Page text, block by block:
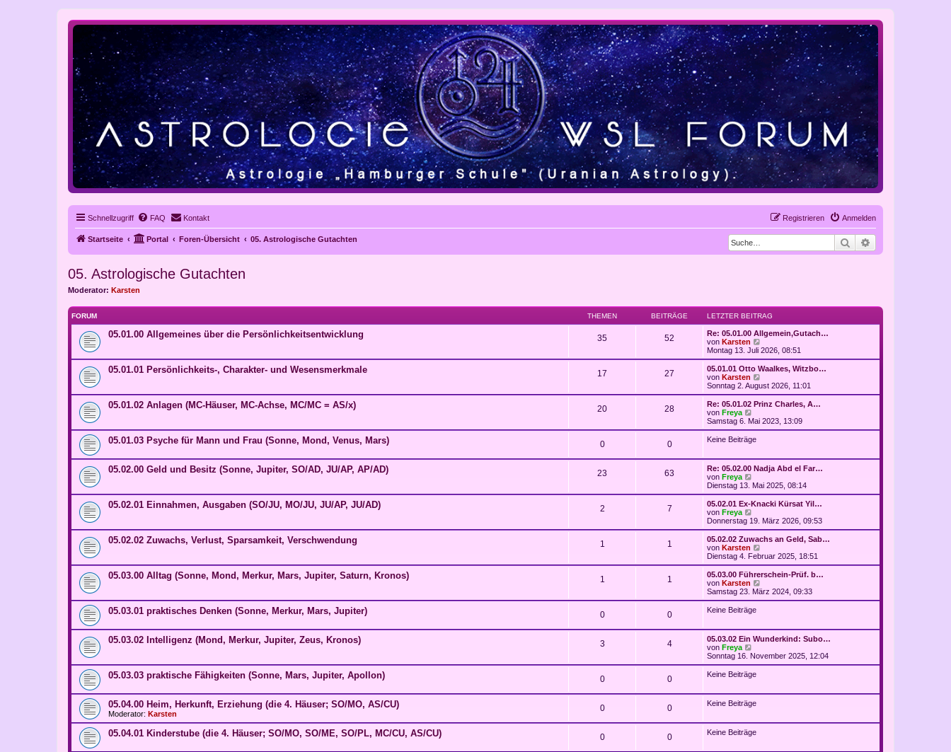
Schnellzugriff FAQ Kontakt Anmelden
Registrieren
Startseite Portal Foren-Übersicht 05. Astrologische Gutachten Suche
05. Astrologische Gutachten
Moderator: Karsten
FORUM THEMEN BEITRÄGE LETZTER BEITRAG
05.01.00 Allgemeines über die Persönlichkeitsentwicklung 35 52
Re: 05.01.00 Allgemein,Gutach…
von Karsten
e
u
e
t
r
B
e
i
g
Montag 13. Juli 2026, 08:51
05.01.01 Persönlichkeits-, Charakter- und Wesensmerkmale 17 27
05.01.01 Otto Waalkes, Witzbo…
von Karsten
e
u
e
t
i
t
a
g
Sonntag 2. August 2026, 11:01
05.01.02 Anlagen (MC-Häuser, MC-Achse, MC/MC = AS/x) 20 28
Re: 05.01.02 Prinz Charles, A…
von Freya
e
u
e
e
r
e
i
t
a
g
Samstag 6. Mai 2023, 13:09
05.01.03 Psyche für Mann und Frau (Sonne, Mond, Venus, Mars) 0 0 Keine Beiträge
05.02.00 Geld und Besitz (Sonne, Jupiter, SO/AD, JU/AP, AP/AD) 23 63
Re: 05.02.00 Nadja Abd el Far…
von Freya
e
u
e
t
B
e
i
r
a
g
Dienstag 13. Mai 2025, 08:14
05.02.01 Einnahmen, Ausgaben (SO/JU, MO/JU, JU/AP, JU/AD) 2 7
05.02.01 Ex-Knacki Kürsat Yil…
von Freya
e
u
e
s
t
B
e
i
r
g
Donnerstag 19. März 2026, 09:53
05.02.02 Zuwachs, Verlust, Sparsamkeit, Verschwendung 1 1
05.02.02 Zuwachs an Geld, Sab…
von Karsten
e
u
e
t
i
t
a
g
Dienstag 4. Februar 2025, 18:51
05.03.00 Alltag (Sonne, Mond, Merkur, Mars, Jupiter, Saturn, Kronos) 1 1
05.03.00 Führerschein-Prüf. b…
von Karsten
e
u
e
r
e
i
a
Samstag 23. März 2024, 09:33
05.03.01 praktisches Denken (Sonne, Merkur, Mars, Jupiter) 0 0 Keine Beiträge
05.03.02 Intelligenz (Mond, Merkur, Jupiter, Zeus, Kronos) 3 4
05.03.02 Ein Wunderkind: Subo…
von Freya
e
u
e
e
r
e
i
Sonntag 16. November 2025, 12:04
05.03.03 praktische Fähigkeiten (Sonne, Mars, Jupiter, Apollon) 0 0 Keine Beiträge
05.04.00 Heim, Herkunft, Erziehung (die 4. Häuser; SO/MO, AS/CU)
Moderator: Karsten
0 0 Keine Beiträge
05.04.01 Kinderstube (die 4. Häuser; SO/MO, SO/ME, SO/PL, MC/CU, AS/CU) 0 0 Keine Beiträge